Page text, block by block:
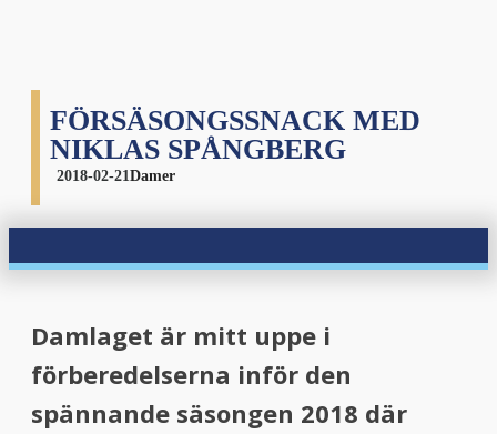
FÖRSÄSONGSSNACK MED
NIKLAS SPÅNGBERG
2018-02-21Damer
Damlaget är mitt uppe i
förberedelserna inför den
spännande säsongen 2018 där